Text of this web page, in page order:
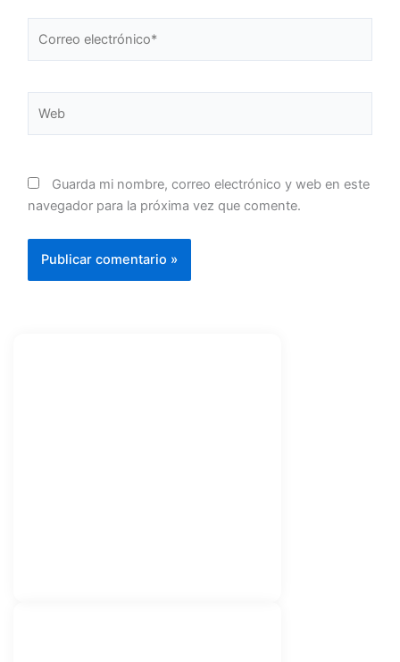
electrónico*
Guarda mi nombre, correo electrónico y web en este
navegador para la próxima vez que comente.